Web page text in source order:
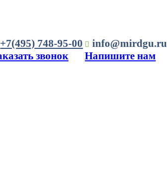
+7(495) 748-95-00 info@mirdgu.ru
звонок Напишите нам